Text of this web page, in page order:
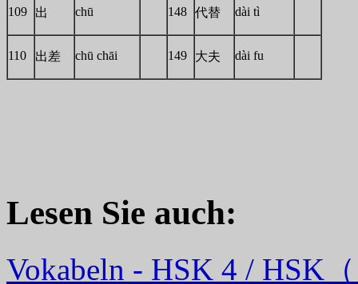
109 出 chū 148 代替 dài tì
110 出差 chū chāi 149 大夫 dài fu
Lesen Sie auch:
Vokabeln - HSK 4 / HSK